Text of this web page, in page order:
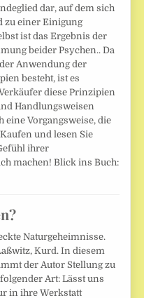
dar, auf dem sich
zu einer Einigung
ist das Ergebnis der
beider Psychen.. Da
Anwendung der
besteht, ist es
diese Prinzipien
Handlungsweisen
eine Vorgangsweise, die
und lesen Sie
ihrer
machen! Blick ins Buch:
Naturgeheimnisse.
Kurd. In diesem
der Autor Stellung zu
Art: Lässt uns
in ihre Werkstatt